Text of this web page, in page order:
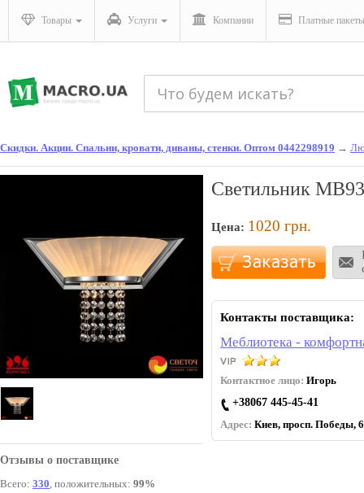
Товары Услуги Компании Платные пакеты
Скидки. Акции. Спальни, кровати, диваны, стенки. Оптом 0442298919 →
Отзывы о поставщике
Всего: 330, положительных: 99%
Светильник
Цена: 1020 грн.
Контакты поставщика:
Меблиотека -
Контактное лицо: Игорь
+38067 445-45-41
Адрес: Киев, просп. Победы,